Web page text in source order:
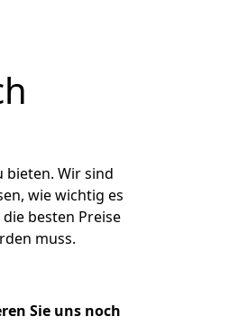
bieten. Wir sind
wie wichtig es
besten Preise
muss.
Sie uns noch